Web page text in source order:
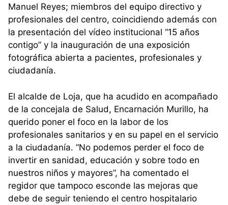
Manuel Reyes; miembros del equipo directivo y
profesionales del centro, coincidiendo además con
la presentación del vídeo institucional “15 años
contigo” y la inauguración de una exposición
fotográfica abierta a pacientes, profesionales y
ciudadanía.
El alcalde de Loja, que ha acudido en acompañado
de la concejala de Salud, Encarnación Murillo, ha
querido poner el foco en la labor de los
profesionales sanitarios y en su papel en el servicio
a la ciudadanía. “No podemos perder el foco de
invertir en sanidad, educación y sobre todo en
nuestros niños y mayores”, ha comentado el
regidor que tampoco esconde las mejoras que
debe de seguir teniendo el centro hospitalario